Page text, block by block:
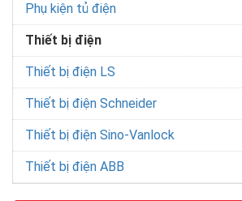
Phụ kiện tủ điện
Thiết bị điện
Thiết bị điện LS
Thiết bị điện Schneider
Thiết bị điện Sino-Vanlock
Thiết bị điện ABB